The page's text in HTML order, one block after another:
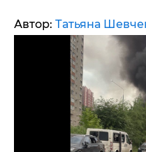
Автор: Татьяна